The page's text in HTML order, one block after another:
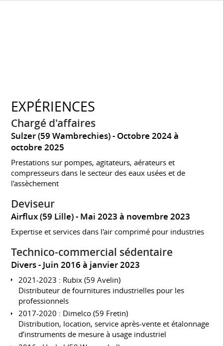
EXPÉRIENCES
Chargé d'affaires
Sulzer (59 Wambrechies)
Octobre 2024 à
octobre 2025
Prestations sur pompes, agitateurs, aérateurs et
compresseurs dans le secteur des eaux usées et de
l'assèchement
Deviseur
Airflux (59 Lille) Mai 2023 à novembre 2023
Expertise et services dans l'air comprimé pour industries
Technico-commercial sédentaire
Divers Juin 2016 à janvier 2023
2021-2023 : Rubix (59 Avelin)
Distributeur de fournitures industrielles pour les
professionnels
2017-2020 : Dimelco (59 Fretin)
Distribution, location, service après-vente et étalonnage
d’instruments de mesure à usage industriel